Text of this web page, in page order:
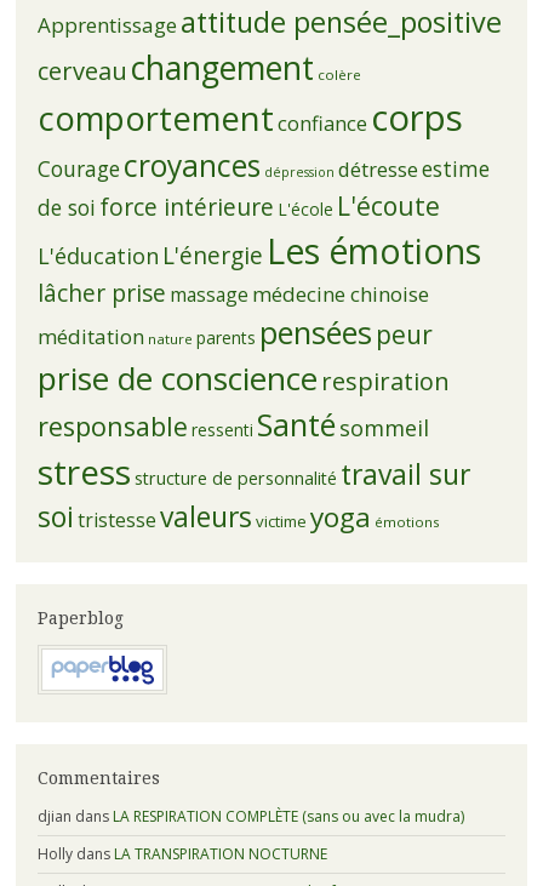
Apprentissage attitude pensée_positive
cerveau changement colère
comportementconfiance corps
Couragecroyances dépression détresseestime
de soi force intérieure L'école L'écoute
L'éducation L'énergie Les émotions
lâcher prise massage médecine chinoise
méditation nature parents pensées peur
prise de conscience respiration
responsable ressenti Santésommeil
stress structure de personnalité travail sur
soi tristessevaleurs victime yoga émotions
Paperblog
Commentaires
djian dans LA RESPIRATION COMPLÈTE (sans ou avec la mudra)
Hollydans LA TRANSPIRATION NOCTURNE